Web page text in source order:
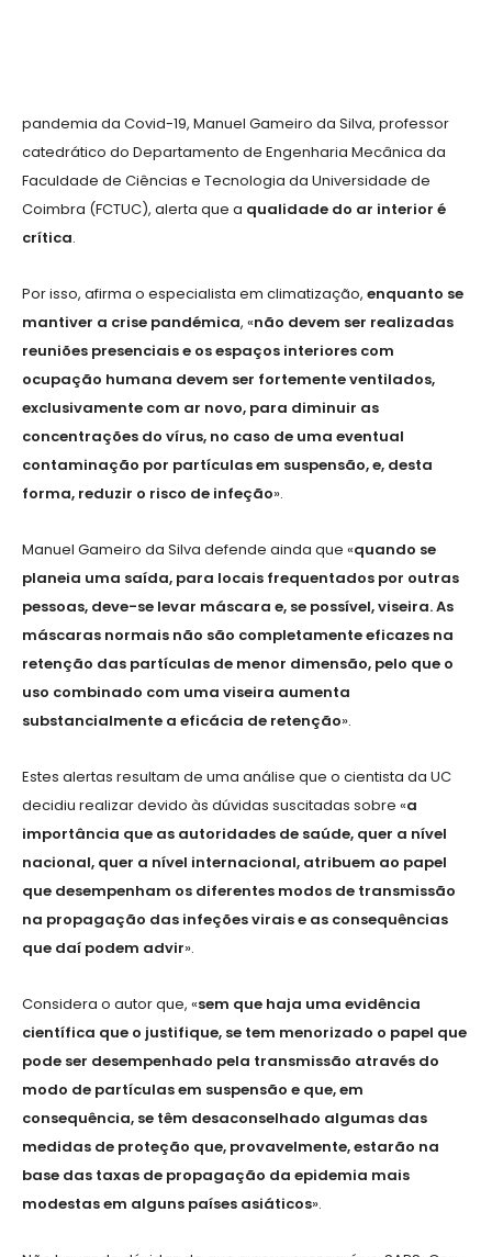
pandemia da Covid-19, Manuel Gameiro da Silva, professor
catedrático do Departamento de Engenharia Mecânica da
Faculdade de Ciências e Tecnologia da Universidade de
Coimbra (FCTUC), alerta que a qualidade do ar interior é
crítica.
Por isso, afirma o especialista em climatização, enquanto se
mantiver a crise pandémica, «não devem ser realizadas
reuniões presenciais e os espaços interiores com
ocupação humana devem ser fortemente ventilados,
exclusivamente com ar novo, para diminuir as
concentrações do vírus, no caso de uma eventual
contaminação por partículas em suspensão, e, desta
forma, reduzir o risco de infeção».
Manuel Gameiro da Silva defende ainda que «quando se
planeia uma saída, para locais frequentados por outras
pessoas, deve-se levar máscara e, se possível, viseira. As
máscaras normais não são completamente eficazes na
retenção das partículas de menor dimensão, pelo que o
uso combinado com uma viseira aumenta
substancialmente a eficácia de retenção».
Estes alertas resultam de uma análise que o cientista da UC
decidiu realizar devido às dúvidas suscitadas sobre «a
importância que as autoridades de saúde, quer a nível
nacional, quer a nível internacional, atribuem ao papel
que desempenham os diferentes modos de transmissão
na propagação das infeções virais e as consequências
que daí podem advir».
Considera o autor que, «sem que haja uma evidência
científica que o justifique, se tem menorizado o papel que
pode ser desempenhado pela transmissão através do
modo de partículas em suspensão e que, em
consequência, se têm desaconselhado algumas das
medidas de proteção que, provavelmente, estarão na
base das taxas de propagação da epidemia mais
modestas em alguns países asiáticos».